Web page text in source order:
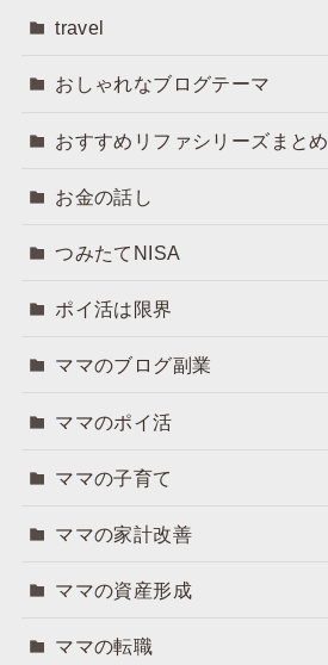
travel
おしゃれなブログテーマ
おすすめリファシリーズまとめ
お金の話し
つみたてNISA
ポイ活は限界
ママのブログ副業
ママのポイ活
ママの子育て
ママの家計改善
ママの資産形成
ママの転職